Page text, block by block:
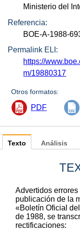
Ministerio del
Referencia:
BOE-A-1988-
Permalink ELI:
https://
m/19880317
Otros formatos:
PDF
Texto
Advertidos
publicación de la
«Boletín Oficial
de 1988, se
rectificaciones:
Análisis